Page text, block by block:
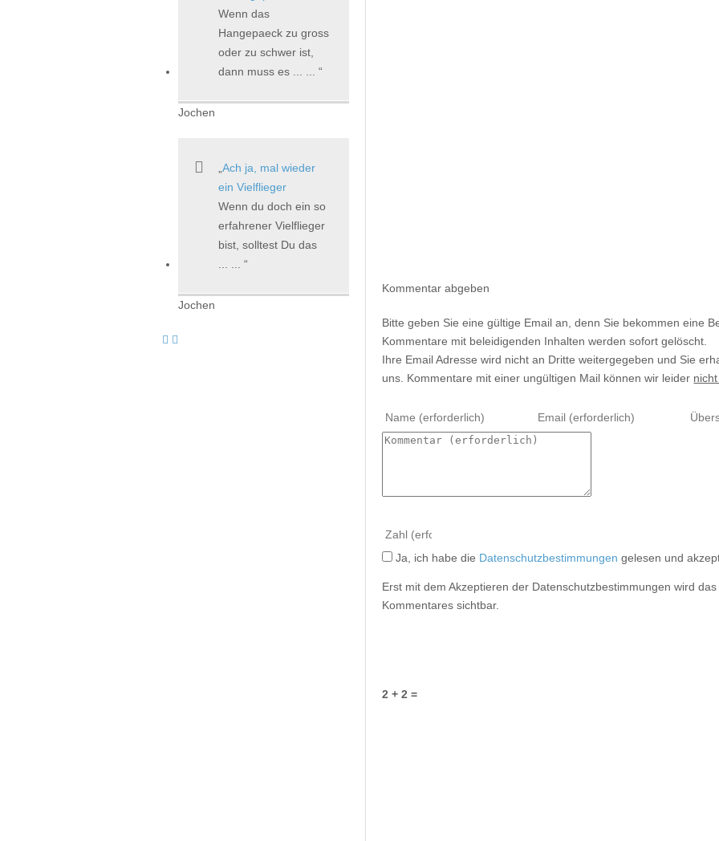
Kommentar abgeben
Bitte geben Sie eine gültige Email an, denn Sie bekommen eine
Kommentare mit beleidigenden Inhalten werden sofort gelöscht.
Ihre Email Adresse wird nicht an Dritte weitergegeben und Sie
uns. Kommentare mit einer ungültigen Mail können wir leider
2 + 2 =
Ja, ich habe die Datenschutzbestimmungen gelesen und
Erst mit dem Akzeptieren der Datenschutzbestimmungen wird
Kommentares sichtbar.
Wenn das
Hangepaeck zu gross
oder zu schwer ist,
dann muss es ... ...
Jochen
Ach ja, mal wieder
ein Vielflieger
Wenn du doch ein so
erfahrener Vielflieger
bist, solltest Du das
Jochen